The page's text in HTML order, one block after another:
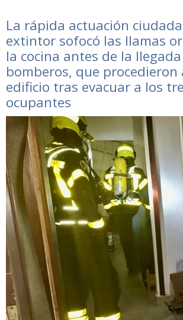
La rápida actuación
extintor sofocó las llamas
la cocina antes de la
bomberos, que procedieron
edificio tras evacuar a los
ocupantes